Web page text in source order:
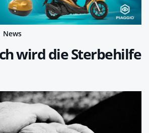
News
wird die Sterbehilfe